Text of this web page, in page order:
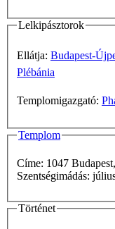
Lelkipásztorok
Ellátja: Budapest-
Plébánia
Templomigazgató:
Templom
Címe: 1047
Történet